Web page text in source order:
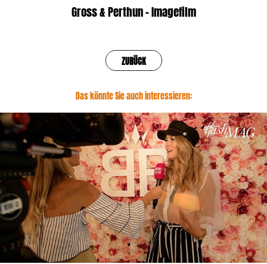
Gross & Perthun - Imagefilm
ZURÜCK
Das könnte Sie auch interessieren:
hashmag -Blogger lounge 2019